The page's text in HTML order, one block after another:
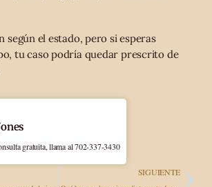
según el estado, pero si esperas
tu caso podría quedar prescrito de
SIGUIENTE
gratuita, llama al 702-337-3430